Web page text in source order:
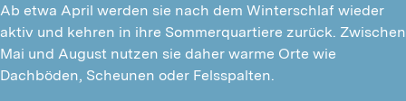
Ab etwa April werden sie nach dem Winterschlaf wieder
aktiv und kehren in ihre Sommerquartiere zurück. Zwischen
Mai und August nutzen sie daher warme Orte wie
Dachböden, Scheunen oder Felsspalten.